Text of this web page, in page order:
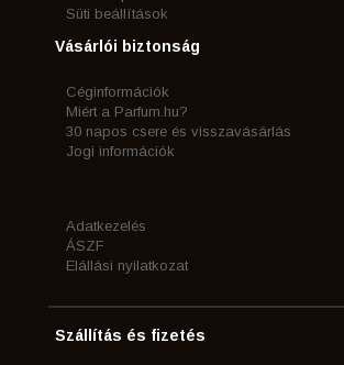
Süti beállítások
Vásárlói biztonság
Céginformációk
Miért a Parfum.hu?
30 napos csere és visszavásárlás
Jogi információk
Adatkezelés
ÁSZF
Elállási nyilatkozat
Szállítás és fizetés